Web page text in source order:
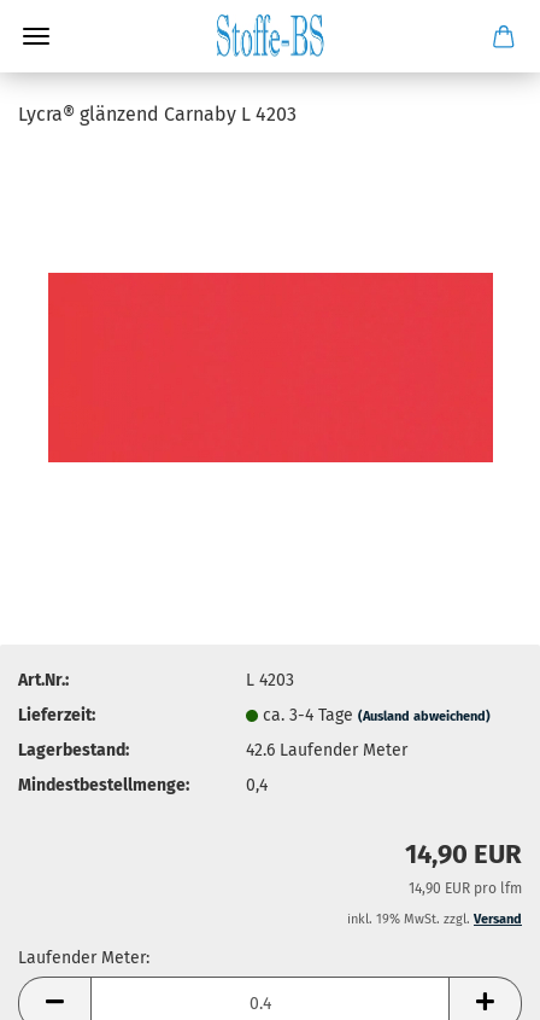
Lycra® glänzend Carnaby L 4203
Art.Nr.:
L 4203
Lieferzeit:
ca. 3-4 Tage(Ausland abweichend)
Lagerbestand: 42.6 Laufender Meter
Mindestbestellmenge:
0,4
14,90 EUR
14,90 EUR pro lfm
inkl. 19% MwSt. zzgl. Versand
Laufender Meter:
Laufender
Meter